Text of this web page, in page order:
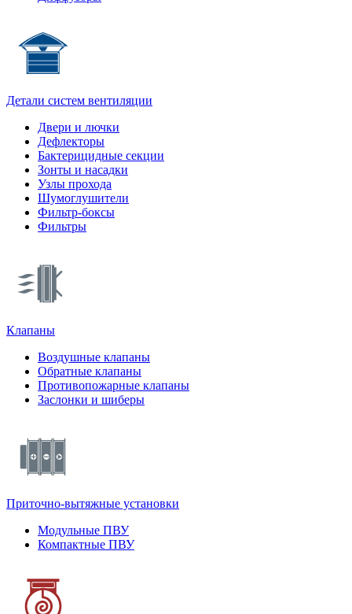
Детали систем вентиляции
Двери и лючки
Дефлекторы
Бактерицидные секции
Зонты и насадки
Узлы прохода
Шумоглушители
Фильтр-боксы
Фильтры
Клапаны
Воздушные клапаны
Обратные клапаны
Противопожарные клапаны
Заслонки и шиберы
Приточно-вытяжные установки
Модульные ПВУ
Компактные ПВУ